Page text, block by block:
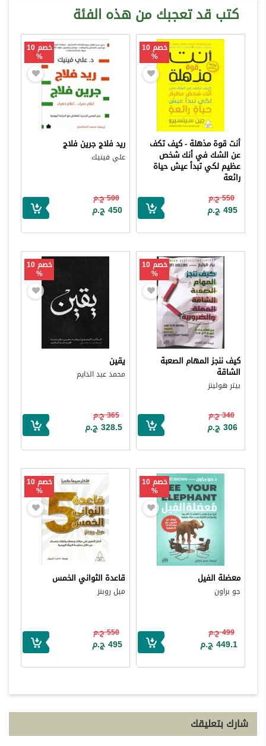
كتب قد تعجبك من هذه الفئة
خصم 10
%
أنت قوة مذهلة - كيف تكف
عن الشك في أنك شخص
عظيم لكي تبدأ عيش حياة
رائعة
550 ج.م
495 ج.م
خصم 10
%
ريد فلاج جرين فلاج
علي فينيك
500 ج.م
450 ج.م
خصم 10
%
كيف ننجز المهام الصعبة
الشاقة
بيتر هولينز
340 ج.م
306 ج.م
خصم 10
%
يقين
محمد عبد الدايم
365 ج.م
328.5 ج.م
خصم 10
%
معضلة الفيل
جو براون
499 ج.م
449.1 ج.م
خصم 10
%
قاعدة الثواني الخمس
ميل روبنز
550 ج.م
495 ج.م
شارك بتعليقك